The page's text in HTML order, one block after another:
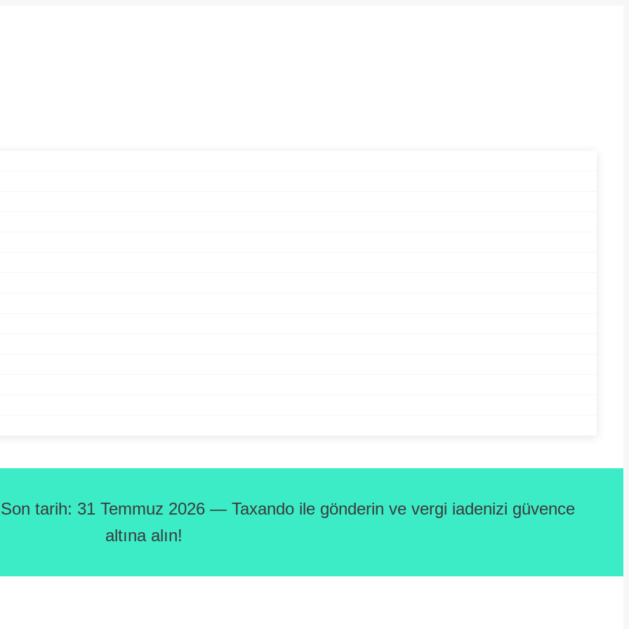
tarih: 31 Temmuz 2026 — Taxando ile gönderin ve vergi iadenizi güvence
altına alın!